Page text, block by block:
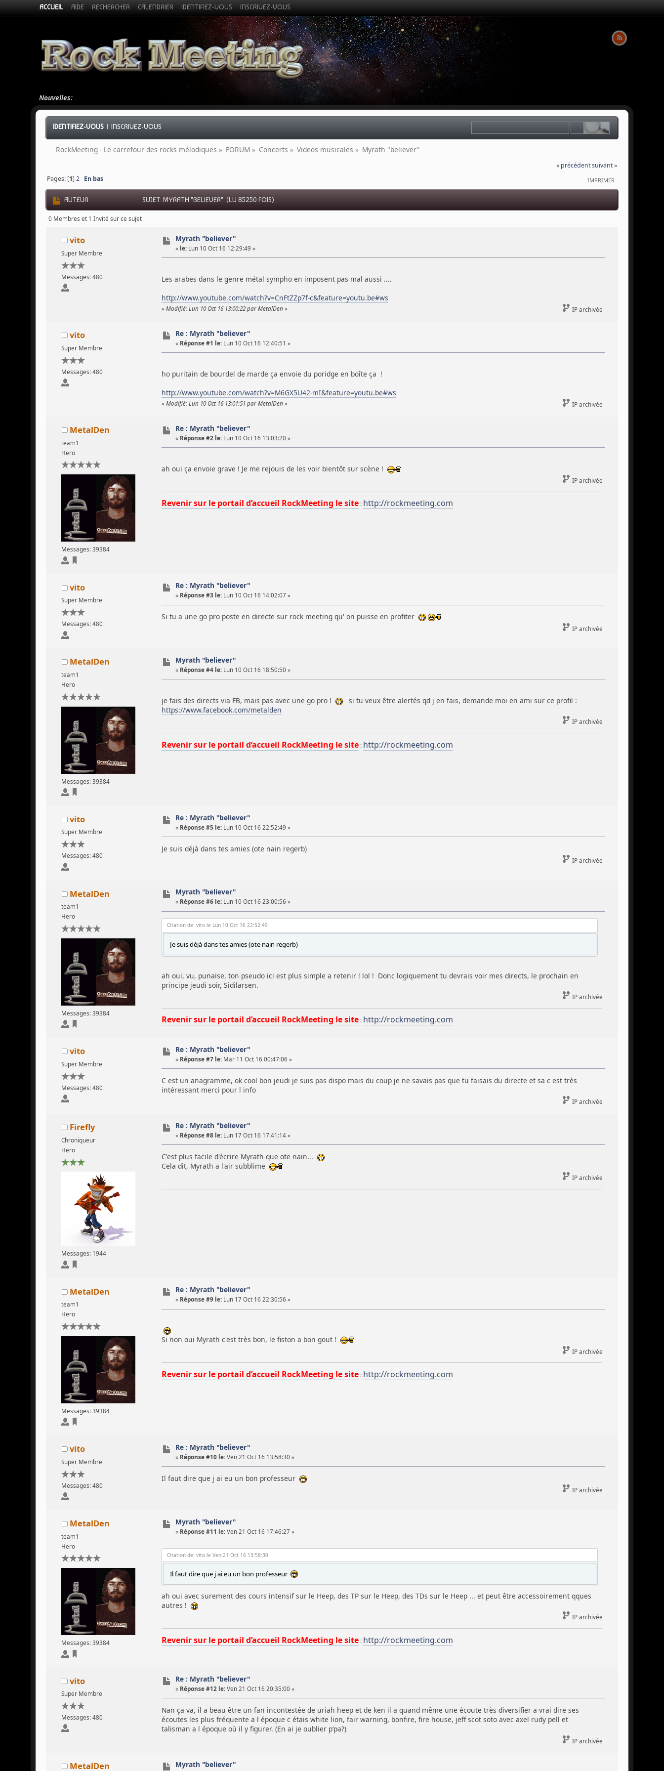
ACCUEIL AIDE RECHERCHER CALENDRIER IDENTIFIEZ-VOUS INSCRIVEZ-VOUS
Nouvelles:
IDENTIFIEZ-VOUS |INSCRIVEZ-VOUS
RockMeeting - Le carrefour des rocks mélodiques » FORUM » Concerts » Videos musicales » Myrath "believer"
« précédentsuivant »
IMPRIMER
Pages: [1]2 En bas
AUTEUR SUJET: MYRATH "BELIEVER" (LU 85250 FOIS)
0 Membres et 1 Invité sur ce sujet
vito
Super Membre
Messages: 480
Myrath "believer"
« le: Lun 10 Oct 16 12:29:49 »
Les arabes dans le genre métal sympho en imposent pas mal aussi ....
http://www.youtube.com/watch?v=CnFtZZp7f-c&feature=youtu.be#ws
« Modifié: Lun 10 Oct 16 13:00:22 par MetalDen » IP archivée
vito
Super Membre
Messages: 480
Re : Myrath "believer"
« Réponse #1 le: Lun 10 Oct 16 12:40:51 »
ho puritain de bourdel de marde ça envoie du poridge en boîte ça !
http://www.youtube.com/watch?v=M6GX5U42-mI&feature=youtu.be#ws
« Modifié: Lun 10 Oct 16 13:01:51 par MetalDen » IP archivée
MetalDen
team1
Hero
Messages: 39384
Re : Myrath "believer"
« Réponse #2 le: Lun 10 Oct 16 13:03:20 »
ah oui ça envoie grave ! Je me rejouis de les voir bientôt sur scène !
IP archivée
Revenir sur le portail d’accueil RockMeeting le site: http://rockmeeting.com
vito
Super Membre
Messages: 480
Re : Myrath "believer"
« Réponse #3 le: Lun 10 Oct 16 14:02:07 »
Si tu a une go pro poste en directe sur rock meeting qu' on puisse en profiter
IP archivée
MetalDen
team1
Hero
Messages: 39384
Myrath "believer"
« Réponse #4 le: Lun 10 Oct 16 18:50:50 »
je fais des directs via FB, mais pas avec une go pro !
si tu veux être alertés qd j en fais, demande moi en ami sur ce profil :
https://www.facebook.com/metalden
IP archivée
Revenir sur le portail d’accueil RockMeeting le site: http://rockmeeting.com
vito
Super Membre
Messages: 480
Re : Myrath "believer"
« Réponse #5 le: Lun 10 Oct 16 22:52:49 »
Je suis déjà dans tes amies (ote nain regerb)
IP archivée
MetalDen
team1
Hero
Messages: 39384
Myrath "believer"
« Réponse #6 le: Lun 10 Oct 16 23:00:56 »
Citation de: vito le Lun 10 Oct 16 22:52:49
Je suis déjà dans tes amies (ote nain regerb)
ah oui, vu, punaise, ton pseudo ici est plus simple a retenir ! lol ! Donc logiquement tu devrais voir mes directs, le prochain en
principe jeudi soir, Sidilarsen.
IP archivée
Revenir sur le portail d’accueil RockMeeting le site: http://rockmeeting.com
vito
Super Membre
Messages: 480
Re : Myrath "believer"
« Réponse #7 le: Mar 11 Oct 16 00:47:06 »
C est un anagramme, ok cool bon jeudi je suis pas dispo mais du coup je ne savais pas que tu faisais du directe et sa c est très
intéressant merci pour l info
IP archivée
Firefly
Chroniqueur
Hero
Messages: 1944
Re : Myrath "believer"
« Réponse #8 le: Lun 17 Oct 16 17:41:14 »
C'est plus facile d'écrire Myrath que ote nain...
Cela dit, Myrath a l'air subblime
IP archivée
MetalDen
team1
Hero
Messages: 39384
Re : Myrath "believer"
« Réponse #9 le: Lun 17 Oct 16 22:30:56 »
Si non oui Myrath c'est très bon, le fiston a bon gout !
IP archivée
Revenir sur le portail d’accueil RockMeeting le site: http://rockmeeting.com
vito
Super Membre
Messages: 480
Re : Myrath "believer"
« Réponse #10 le: Ven 21 Oct 16 13:58:30 »
Il faut dire que j ai eu un bon professeur
IP archivée
MetalDen
team1
Hero
Messages: 39384
Myrath "believer"
« Réponse #11 le: Ven 21 Oct 16 17:46:27 »
Citation de: vito le Ven 21 Oct 16 13:58:30
Il faut dire que j ai eu un bon professeur
ah oui avec surement des cours intensif sur le Heep, des TP sur le Heep, des TDs sur le Heep ... et peut être accessoirement qques
autres !
IP archivée
Revenir sur le portail d’accueil RockMeeting le site: http://rockmeeting.com
vito
Super Membre
Messages: 480
Re : Myrath "believer"
« Réponse #12 le: Ven 21 Oct 16 20:35:00 »
Nan ça va, il a beau être un fan incontestée de uriah heep et de ken il a quand même une écoute très diversifier a vrai dire ses
écoutes les plus fréquente a l époque c étais white lion, fair warning, bonfire, fire house, jeff scot soto avec axel rudy pell et
talisman a l époque où il y figurer. (En ai je oublier p‘pa?)
IP archivée
MetalDen Myrath "believer"